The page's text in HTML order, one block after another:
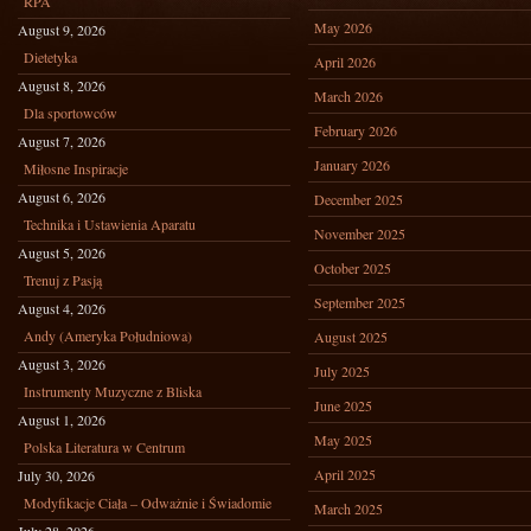
August 9, 2026
Dietetyka
August 8, 2026
Dla sportowców
August 7, 2026
Miłosne Inspiracje
August 6, 2026
Technika i Ustawienia Aparatu
August 5, 2026
Trenuj z Pasją
August 4, 2026
Andy (Ameryka Południowa)
August 3, 2026
Instrumenty Muzyczne z Bliska
August 1, 2026
Polska Literatura w Centrum
July 30, 2026
Modyfikacje Ciała – Odważnie i Świadomie
May 2026
April 2026
March 2026
February 2026
January 2026
December 2025
November 2025
October 2025
September 2025
August 2025
July 2025
June 2025
May 2025
April 2025
March 2025